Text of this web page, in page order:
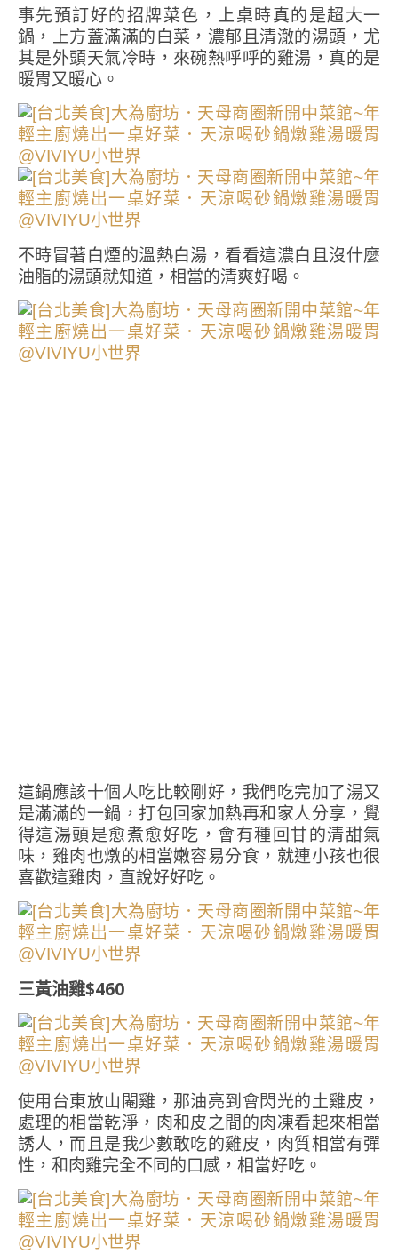
事先預訂好的招牌菜色，上桌時真的是超大一
鍋，上方蓋滿滿的白菜，濃郁且清澈的湯頭，尤
其是外頭天氣冷時，來碗熱呼呼的雞湯，真的是
暖胃又暖心。
不時冒著白煙的溫熱白湯，看看這濃白且沒什麼
油脂的湯頭就知道，相當的清爽好喝。
這鍋應該十個人吃比較剛好，我們吃完加了湯又
是滿滿的一鍋，打包回家加熱再和家人分享，覺
得這湯頭是愈煮愈好吃，會有種回甘的清甜氣
味，雞肉也燉的相當嫩容易分食，就連小孩也很
喜歡這雞肉，直說好好吃。
三黃油雞$460
使用台東放山閹雞，那油亮到會閃光的土雞皮，
處理的相當乾淨，肉和皮之間的肉凍看起來相當
誘人，而且是我少數敢吃的雞皮，肉質相當有彈
性，和肉雞完全不同的口感，相當好吃。